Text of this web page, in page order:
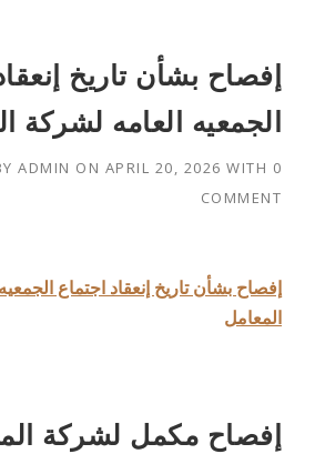
إفصاح بشأن تاريخ
الجمعيه العامه لشركة
ADMIN ON APRIL 20, 2026 WITH 0
COMMENT
إفصاح بشأن تاريخ إنعقاد اجتماع
المعامل
إفصاح مكمل لشركة